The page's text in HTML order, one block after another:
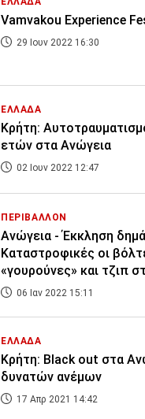
Vamvakou Experience
29 Ιουν 2022 16:30
ΕΛΛΑΔΑ
Κρήτη:
ετών στα Ανώγεια
02 Ιουν 2022 12:47
ΠΕΡΙΒΑΛΛΟΝ
Ανώγεια - Έκκληση
Καταστροφικές οι
«γουρούνες» και τζιπ
06 Ιαν 2022 15:11
ΕΛΛΑΔΑ
Κρήτη: Black out στα
δυνατών ανέμων
17 Απρ 2021 14:42